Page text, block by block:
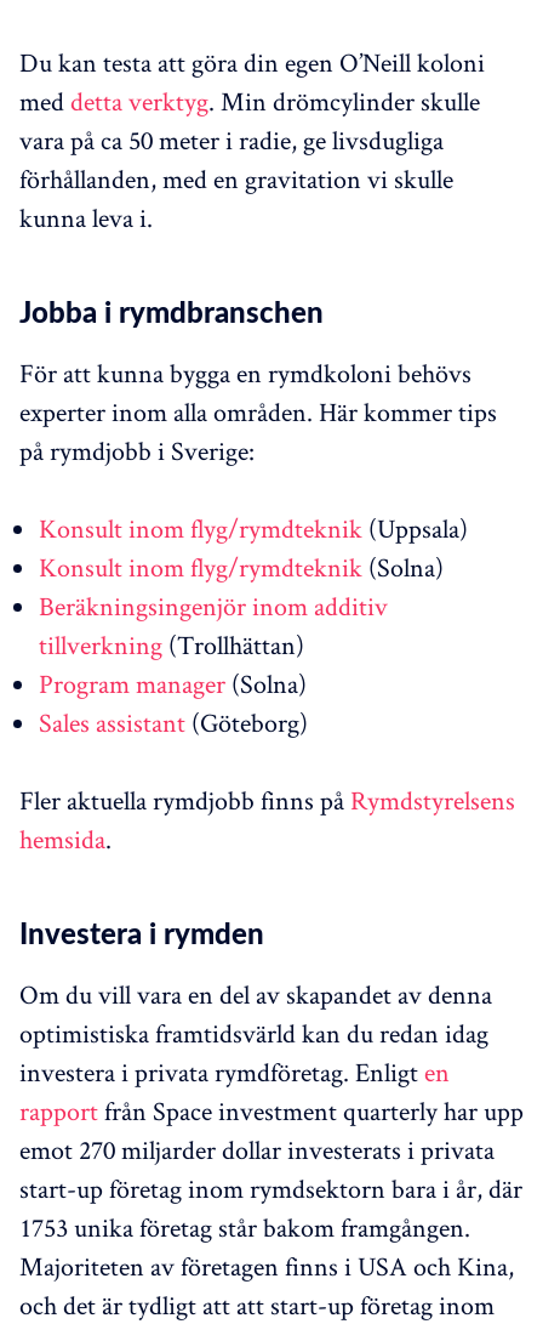
Du kan testa att göra din egen O’Neill koloni
meddetta verktyg. Min drömcylinder skulle
vara på ca 50 meter i radie, ge livsdugliga
förhållanden, med en gravitation vi skulle
kunna leva i.
Jobba i rymdbranschen
För att kunna bygga en rymdkoloni behövs
experter inom alla områden. Här kommer tips
på rymdjobb i Sverige:
Konsult inom flyg/rymdteknik (Uppsala)
Konsult inom flyg/rymdteknik (Solna)
Beräkningsingenjör inom additiv
tillverkning (Trollhättan)
Program manager (Solna)
Sales assistant (Göteborg)
Fler aktuella rymdjobb finns på Rymdstyrelsens
hemsida.
Investera i rymden
Om du vill vara en del av skapandet av denna
optimistiska framtidsvärld kan du redan idag
investera i privata rymdföretag. Enligten
rapportfrån Space investment quarterly har upp
emot 270 miljarder dollar investerats i privata
start-up företag inom rymdsektorn bara i år, där
1753 unika företag står bakom framgången.
Majoriteten av företagen finns i USA och Kina,
och det är tydligt att att start-up företag inom